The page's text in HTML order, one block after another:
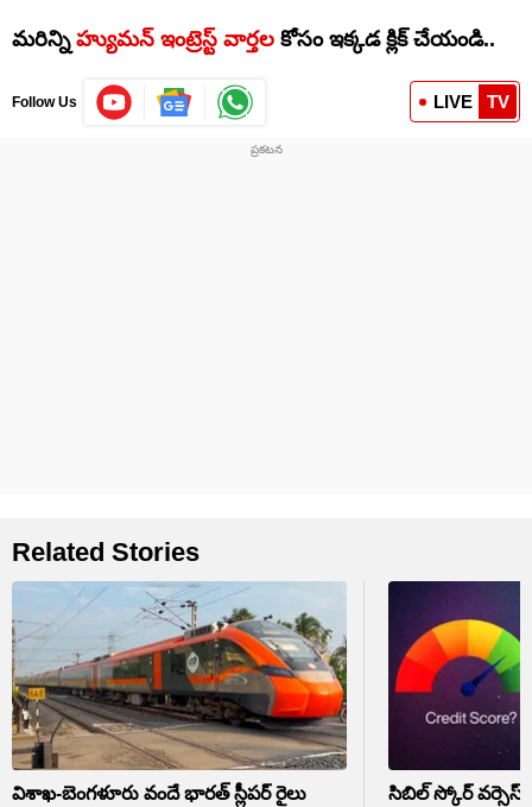
మరిన్ని హ్యుమన్ ఇంట్రెస్ట్ వార్తల కోసం ఇక్కడ క్లిక్ చేయండి..
Follow Us LIVE TV
Related Stories
విశాఖ-బెంగళూరు వందే భారత్ స్లీపర్ రైలు
సిబిల్ స్కోర్ వర్సెస్